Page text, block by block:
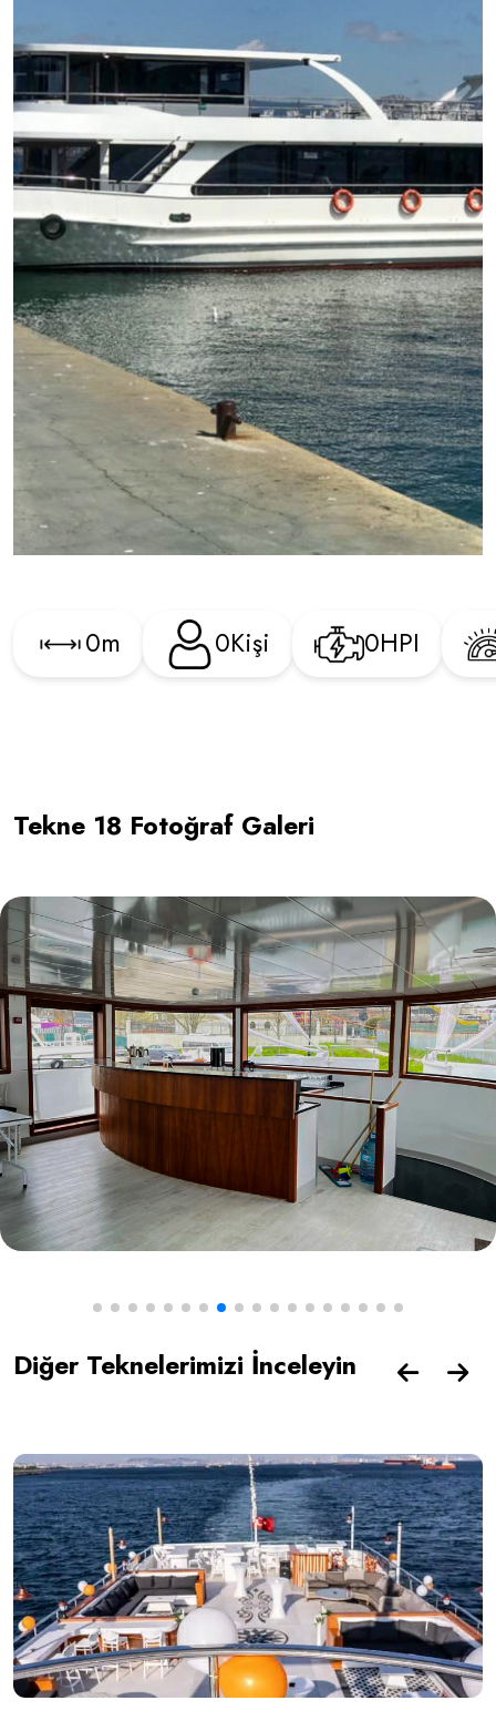
0m 0Kişi 0HPI
Tekne 18 Fotoğraf Galeri
Diğer Teknelerimizi İnceleyin